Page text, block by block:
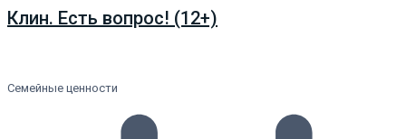
Клин. Есть вопрос! (12+)
Семейные ценности